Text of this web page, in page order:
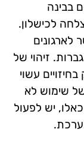
בבינה
לכישלון.
זיהוי של
עשוי
שימוש לא
יש לפעול